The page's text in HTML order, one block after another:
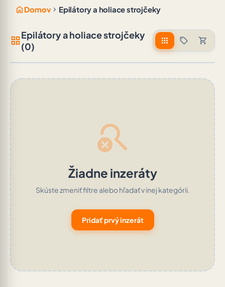
home Domov chevron_right Epilátory a holiace strojčeky
grid_viewEpilátory a holiace strojčeky
(0)
apps sell shopping_cart
search_off
Žiadne inzeráty
Skúste zmeniť filtre alebo hľadať v inej kategórii.
Pridať prvý inzerát